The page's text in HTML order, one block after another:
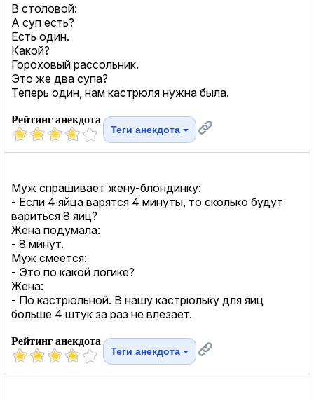
В столовой:
А суп есть?
Есть один.
Какой?
Гороховый рассольник.
Это же два супа?
Теперь один, нам кастрюля нужна была.
Рейтинг анекдота
Теги анекдота
Муж спрашивает жену-блондинку:
- Если 4 яйца варятся 4 минуты, то сколько будут
вариться 8 яиц?
Жена подумала:
- 8 минут.
Муж смеется:
- Это по какой логике?
Жена:
- По кастрюльной. В нашу кастрюльку для яиц
больше 4 штук за раз не влезает.
Рейтинг анекдота
Теги анекдота